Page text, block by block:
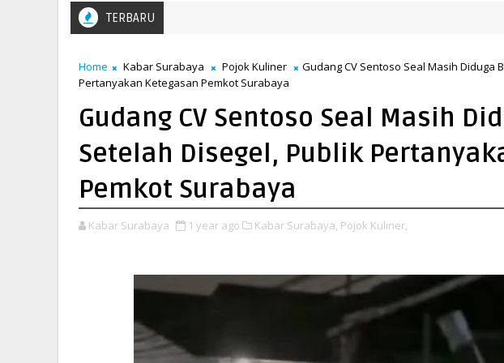
TERBARU
Home Kabar Surabaya Pojok Kuliner
Gudang CV Sentoso Seal Masih Diduga
Pertanyakan Ketegasan Pemkot Surabaya
Gudang CV Sentoso Seal Masih
Setelah Disegel, Publik
Pemkot Surabaya
Kabar Surabaya 1 year ago Kabar Surabaya, Pojok Kuliner,